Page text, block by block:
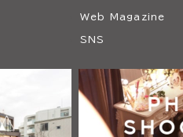
Web Magazine
SNS